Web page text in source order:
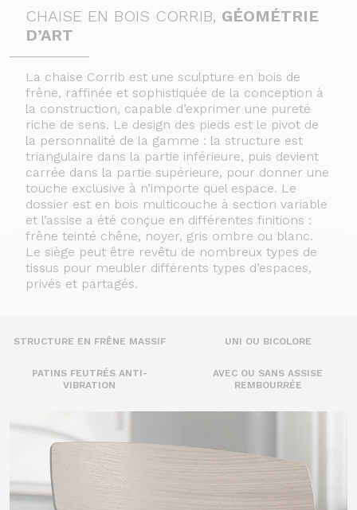
CHAISE EN BOIS CORRIB, GÉOMÉTRIE
D’ART
La chaise Corrib est une sculpture en bois de
frêne, raffinée et sophistiquée de la conception à
la construction, capable d’exprimer une pureté
riche de sens. Le design des pieds est le pivot de
la personnalité de la gamme : la structure est
triangulaire dans la partie inférieure, puis devient
carrée dans la partie supérieure, pour donner une
touche exclusive à n’importe quel espace. Le
dossier est en bois multicouche à section variable
et l’assise a été conçue en différentes finitions :
frêne teinté chêne, noyer, gris ombre ou blanc.
Le siège peut être revêtu de nombreux types de
tissus pour meubler différents types d’espaces,
privés et partagés.
STRUCTURE EN FRÊNE MASSIF UNI OU BICOLORE
PATINS FEUTRÉS ANTI-
VIBRATION
AVEC OU SANS ASSISE
REMBOURRÉE